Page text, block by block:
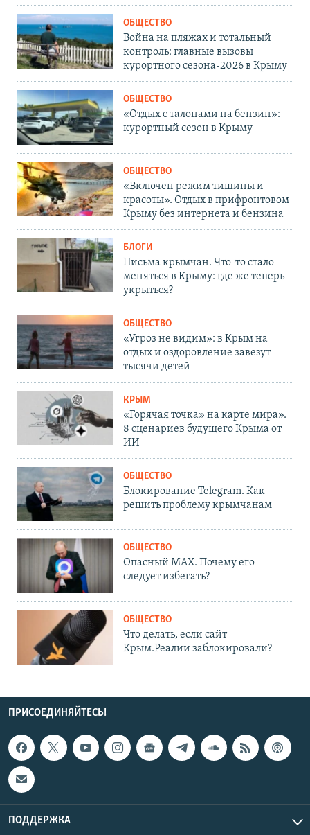
ОБЩЕСТВО
Война на пляжах и тотальный
контроль: главные вызовы
курортного сезона-2026 в Крыму
ОБЩЕСТВО
«Отдых с талонами на бензин»:
курортный сезон в Крыму
ОБЩЕСТВО
«Включен режим тишины и
красоты». Отдых в прифронтовом
Крыму без интернета и бензина
БЛОГИ
Письма крымчан. Что-то стало
меняться в Крыму: где же теперь
укрыться?
ОБЩЕСТВО
«Угроз не видим»: в Крым на
отдых и оздоровление завезут
тысячи детей
КРЫМ
«Горячая точка» на карте мира».
8 сценариев будущего Крыма от
ИИ
ОБЩЕСТВО
Блокирование Telegram. Как
решить проблему крымчанам
ОБЩЕСТВО
Опасный MAX. Почему его
следует избегать?
ОБЩЕСТВО
Что делать, если сайт
Крым.Реалии заблокировали?
ПРИСОЕДИНЯЙТЕСЬ!
ПОДДЕРЖКА